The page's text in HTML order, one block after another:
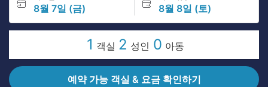
8월 7일 (금) 8월 8일 (토)
1 객실 2 성인 0 아동
예약 가능 객실 & 요금 확인하기